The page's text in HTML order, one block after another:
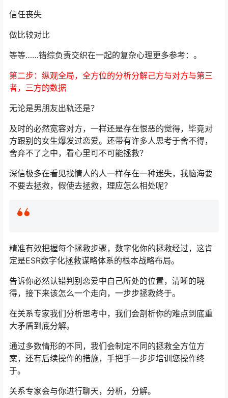
信任丧失
做比较对比
等等……错综负责交织在一起的复杂心理更多参考：。
第二步：纵观全局，全方位的分析分解己方与对方与第三
者，三方的数据
无论是男朋友出轨还是？
及时的必然宽容对方，一样还是存在恨恶的觉得，毕竟对
方跟别的女生爆发过恋爱。还带有许多人思考于舍不得，
舍弃不了之中，看心里可不可能拯救？
深信极多在看见找情人的人一样存在一种迷失，我脑海要
不要去拯救，假使去拯救，理应怎么相处呢？
精准有效把握每个拯救步骤，数字化你的拯救经过，这肯
定是ESR数字化拯救谋略体系的根本战略布局。
告诉你必然认错判别恋爱中自己所处的位置，清晰的晓
得，接下来该怎么一个走向，一步步拯救终于。
在关系专家我们分析思考中，我们会剖析你的难点到底重
大矛盾到底分解。
通过多数情形的不同，我们会制定不同的拯救全方位方
案，还有后续操作的措施，手把手一步步培训您操作终
于。
关系专家会与你进行聊天，分析，分解。